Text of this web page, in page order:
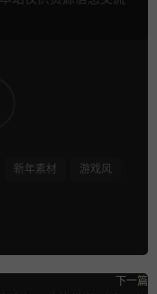
新年素材
游戏风
下一篇